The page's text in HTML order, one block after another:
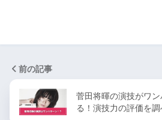
前の記事
菅田将暉の演技がワ
る！演技力の評価を調